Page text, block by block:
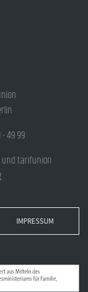
- 49 99
und tarifunion
IMPRESSUM